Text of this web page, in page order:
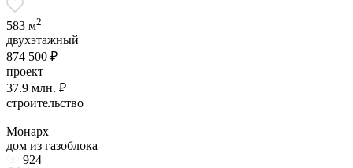
583 м2
двухэтажный
874 500 ₽
проект
37.9 млн. ₽
строительство
Монарх
дом из газоблока
924